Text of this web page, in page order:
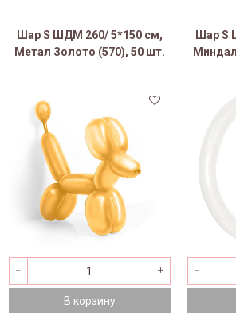
Шар S ШДМ 260/ 5*150 см,
Метал Золото (570), 50 шт.
В корзину
Шар S